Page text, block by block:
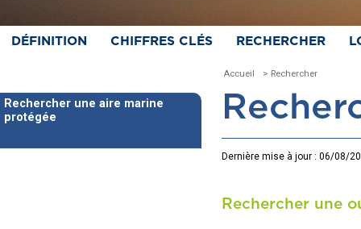
DÉFINITION CHIFFRES CLÉS RECHERCHER
Accueil > Rechercher
Rechercher une aire marine
protégée
Dernière mise à jour : 06/08/
Rechercher une